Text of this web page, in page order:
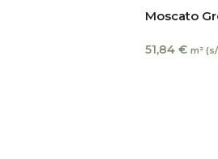
Moscato
51,84€ m²